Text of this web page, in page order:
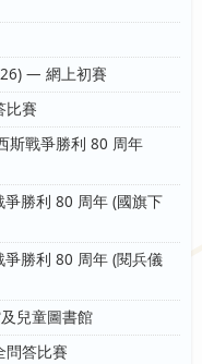
— 網上初賽
比賽
斯戰爭勝利 80 周年
勝利 80 周年 (國旗下
勝利 80 周年 (閱兵儀
兒童圖書館
問答比賽